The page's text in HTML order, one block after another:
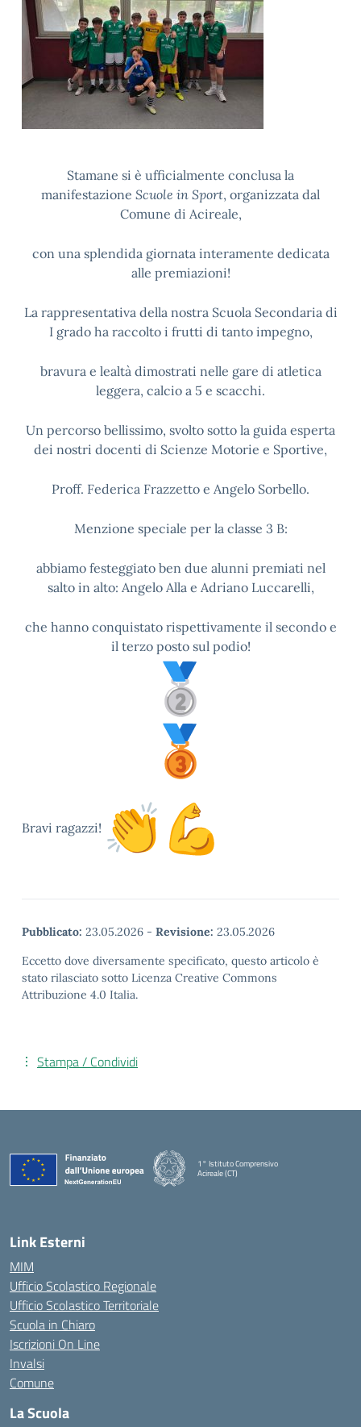
Stamane si è ufficialmente conclusa la
manifestazione Scuole in Sport, organizzata dal
Comune di Acireale,
con una splendida giornata interamente dedicata
alle premiazioni!
La rappresentativa della nostra Scuola Secondaria di
I grado ha raccolto i frutti di tanto impegno,
bravura e lealtà dimostrati nelle gare di atletica
leggera, calcio a 5 e scacchi.
Un percorso bellissimo, svolto sotto la guida esperta
dei nostri docenti di Scienze Motorie e Sportive,
Proff. Federica Frazzetto e Angelo Sorbello.
Menzione speciale per la classe 3 B:
abbiamo festeggiato ben due alunni premiati nel
salto in alto: Angelo Alla e Adriano Luccarelli,
che hanno conquistato rispettivamente il secondo e
il terzo posto sul podio!
Bravi ragazzi!
Pubblicato: 23.05.2026 - Revisione: 23.05.2026
Eccetto dove diversamente specificato, questo articolo è
stato rilasciato sotto Licenza Creative Commons
Attribuzione 4.0 Italia.
Stampa / Condividi
1° Istituto Comprensivo
Acireale (CT)
Link Esterni
MIM
Ufficio Scolastico Regionale
Ufficio Scolastico Territoriale
Scuola in Chiaro
Iscrizioni On Line
Invalsi
Comune
La Scuola